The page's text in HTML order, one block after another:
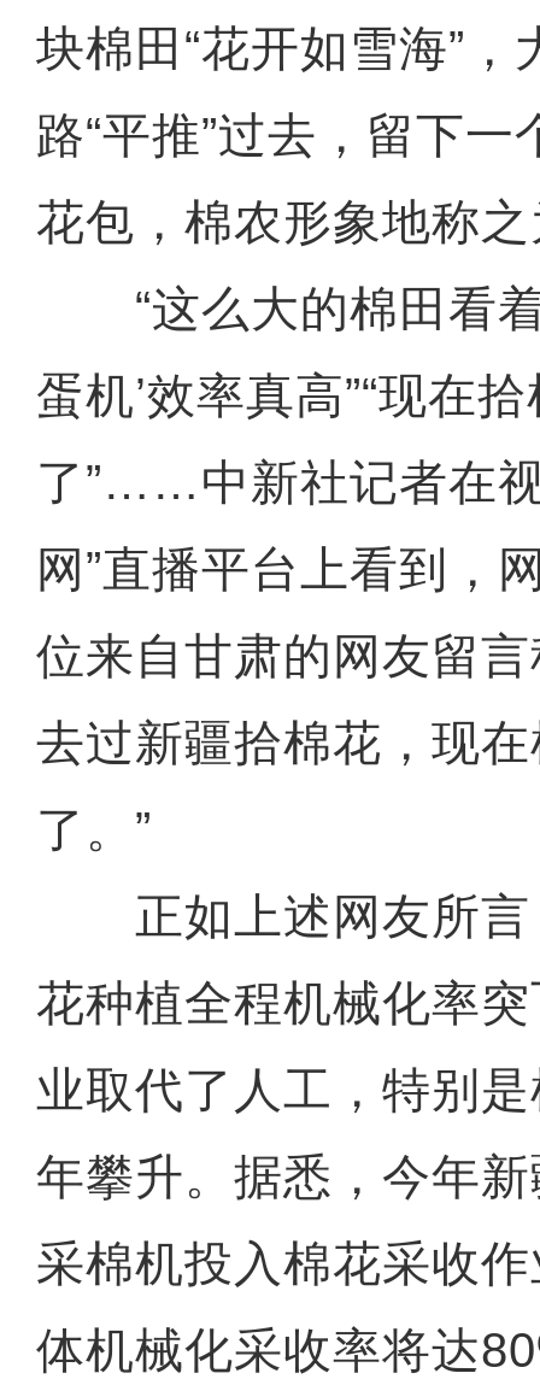
块棉田“花开如雪海”，
路“平推”过去，留下
花包，棉农形象地称之
“这么大的棉田看着
蛋机’效率真高”“现在
了”……中新社记者在
网”直播平台上看到，
位来自甘肃的网友留
去过新疆拾棉花，现
了。”
正如上述网友所言
花种植全程机械化率
业取代了人工，特别
年攀升。据悉，今年
采棉机投入棉花采收
体机械化采收率将达